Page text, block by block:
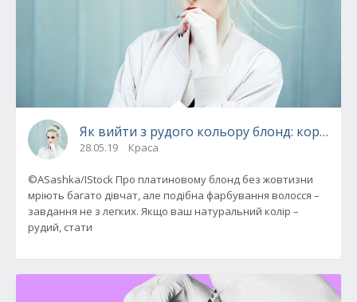
Як вийти з рудого кольору блонд: коротка
28.05.19 Краса
©ASashka/IStock Про платиновому блонд без жовтизни
мріють багато дівчат, але подібна фарбування волосся –
завдання не з легких. Якщо ваш натуральний колір –
рудий, стати